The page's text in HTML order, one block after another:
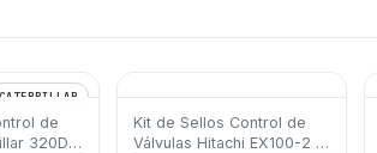
CATERPILLAR
de
320D -
Kit de Sellos Control de
Válvulas Hitachi EX100-2 -